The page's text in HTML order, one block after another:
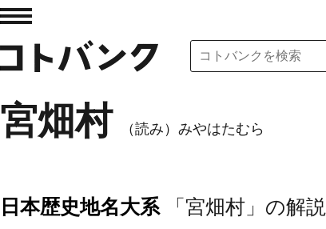
宮畑村 （読み）みやはたむら
日本歴史地名大系 「宮畑村」の解説